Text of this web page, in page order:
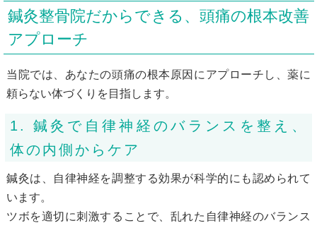
鍼灸整骨院だからできる、頭痛の根本改善
アプローチ
当院では、あなたの頭痛の根本原因にアプローチし、薬に
頼らない体づくりを目指します。
1. 鍼灸で自律神経のバランスを整え、
体の内側からケア
鍼灸は、自律神経を調整する効果が科学的にも認められて
います。
ツボを適切に刺激することで、乱れた自律神経のバランス